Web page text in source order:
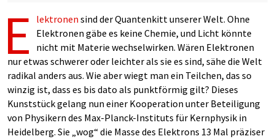
E lektronen sind der Quantenkitt unserer Welt. Ohne
Elektronen gäbe es keine Chemie, und Licht könnte
nicht mit Materie wechselwirken. Wären Elektronen
nur etwas schwerer oder leichter als sie es sind, sähe die Welt
radikal anders aus. Wie aber wiegt man ein Teilchen, das so
winzig ist, dass es bis dato als punktförmig gilt? Dieses
Kunststück gelang nun einer Kooperation unter Beteiligung
von Physikern des Max-Planck-Instituts für Kernphysik in
Heidelberg. Sie „wog“ die Masse des Elektrons 13 Mal präziser